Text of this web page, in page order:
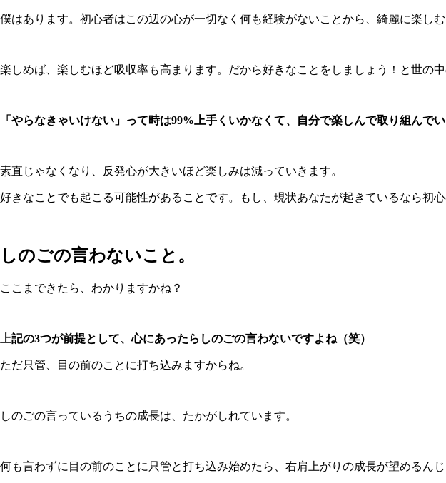
僕はあります。初心者はこの辺の心が一切なく何も経験がないことから、綺麗に楽しむ
楽しめば、楽しむほど吸収率も高まります。だから好きなことをしましょう！と世の
「やらなきゃいけない」って時は99%上手くいかなくて、自分で楽しんで取り組んで
素直じゃなくなり、反発心が大きいほど楽しみは減っていきます。
好きなことでも起こる可能性があることです。もし、現状あなたが起きているなら初
しのごの言わないこと。
ここまできたら、わかりますかね？
上記の3つが前提として、心にあったらしのごの言わないですよね（笑）
ただ只管、目の前のことに打ち込みますからね。
しのごの言っているうちの成長は、たかがしれています。
何も言わずに目の前のことに只管と打ち込み始めたら、右肩上がりの成長が望めるんじ